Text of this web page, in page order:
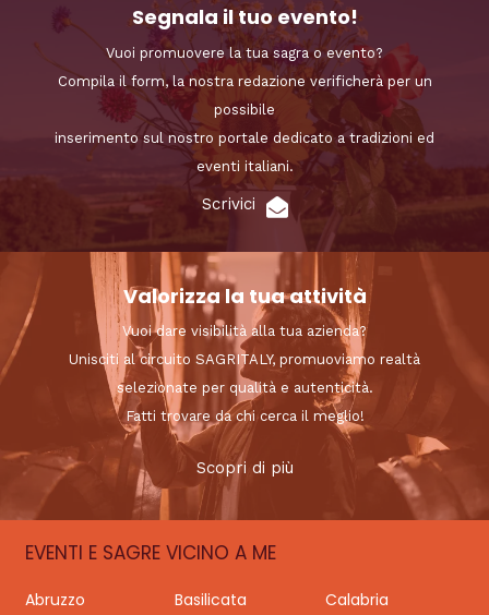
Segnala il tuo evento!
Vuoi promuovere la tua sagra o evento?
Compila il form, la nostra redazione verificherà per un
possibile
inserimento sul nostro portale dedicato a tradizioni ed
eventi italiani.
Scrivici
Valorizza la tua attività
Vuoi dare visibilità alla tua azienda?
Unisciti al circuito SAGRITALY, promuoviamo realtà
selezionate per qualità e autenticità.
Fatti trovare da chi cerca il meglio!
Scopri di più
EVENTI E SAGRE VICINO A ME
Abruzzo Basilicata
Calabria